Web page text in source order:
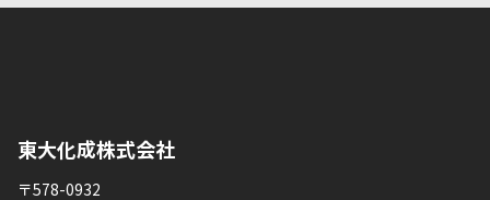
東大化成株式会社
〒578-0932